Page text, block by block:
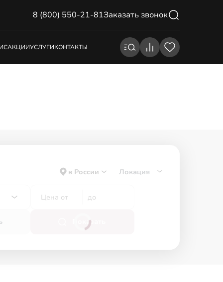
8 (800) 550-21-81Заказать звонок
АКЦИИУСЛУГИКОНТАКТЫ
в России Локация
Показать